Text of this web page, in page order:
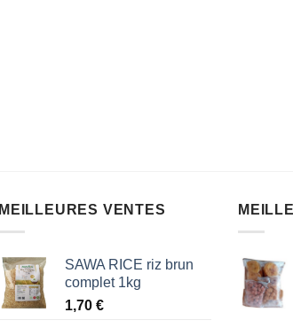
MEILLEURES VENTES
SAWA RICE riz brun
complet 1kg
1,70 €